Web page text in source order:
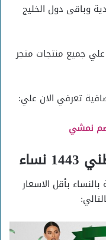
وباقى دول الخليج
جميع منتجات متجر
تعرفي الان علي:
نمشي
بأقل الاسعار